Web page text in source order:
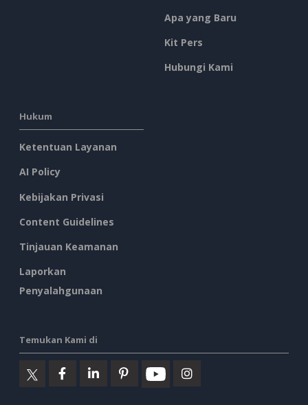
Apa yang Baru
Kit Pers
Hubungi Kami
Hukum
Ketentuan Layanan
AI Policy
Kebijakan Privasi
Content Guidelines
Tinjauan Keamanan
Laporkan
Penyalahgunaan
Temukan Kami di